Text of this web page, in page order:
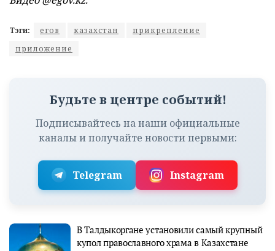
Тэги: егов казахстан
прикрепление
приложение
Будьте в центре событий!
Подписывайтесь на наши официальные
каналы и получайте новости первыми:
Telegram Instagram
В Талдыкоргане установили самый крупный
купол православного храма в Казахстане